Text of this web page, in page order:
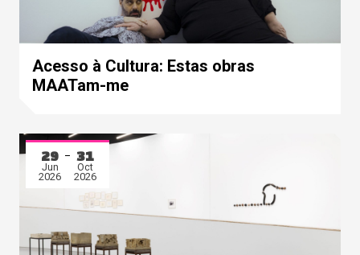
Acesso à Cultura: Estas obras
MAATam-me
29
Jun
2026
31
Oct
2026